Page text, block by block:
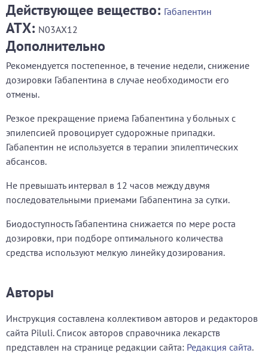
Действующее вещество: Габапентин
АТХ: N03AX12
Дополнительно
Рекомендуется постепенное, в течение недели, снижение
дозировки Габапентина в случае необходимости его
отмены.
Резкое прекращение приема Габапентина у больных с
эпилепсией провоцирует судорожные припадки.
Габапентин не используется в терапии эпилептических
абсансов.
Не превышать интервал в 12 часов между двумя
последовательными приемами Габапентина за сутки.
Биодоступность Габапентина снижается по мере роста
дозировки, при подборе оптимального количества
средства используют мелкую линейку дозирования.
Авторы
Инструкция составлена коллективом авторов и редакторов
сайта Piluli. Список авторов справочника лекарств
представлен на странице редакции сайта: Редакция сайта.